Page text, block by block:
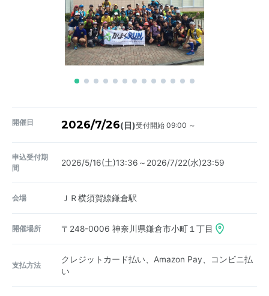
開催日 2026/7/26(日)受付開始 09:00 ～
申込受付期
間
2026/5/16(土)13:36～2026/7/22(水)23:59
会場 ＪＲ横須賀線鎌倉駅
開催場所 〒248-0006 神奈川県鎌倉市小町１丁目
支払方法
クレジットカード払い、Amazon Pay、コンビニ払
い